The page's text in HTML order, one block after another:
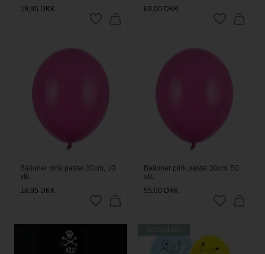
19,95 DKK
69,00 DKK
Balloner pink pastel 30cm, 10
stk.
18,95 DKK
Balloner pink pastel 30cm, 50
stk.
55,00 DKK